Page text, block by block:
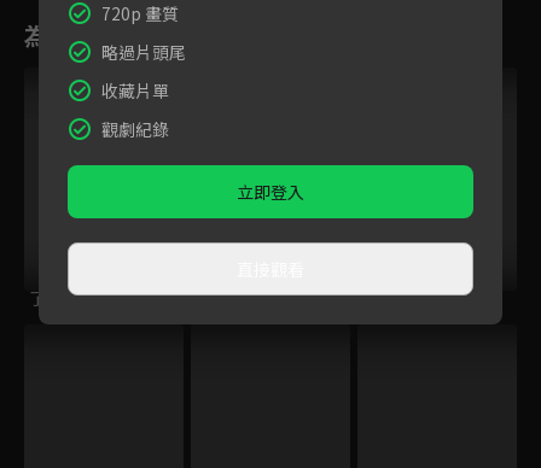
為您推薦
了不起的甄高貴 少林寺傳奇藏經閣 掘密計畫
720p 畫質
略過片頭尾
收藏片單
觀劇紀錄
立即登入